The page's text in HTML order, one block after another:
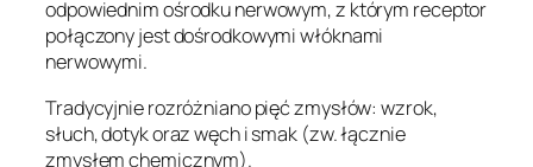
odpowiednim ośrodku nerwowym, z którym receptor
połączony jest dośrodkowymi włóknami
nerwowymi.
Tradycyjnie rozróżniano pięć zmysłów: wzrok,
słuch, dotyk oraz węch i smak (zw. łącznie
zmysłem chemicznym).